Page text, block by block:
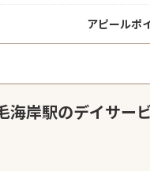
アピールポ
海岸駅のデイサー